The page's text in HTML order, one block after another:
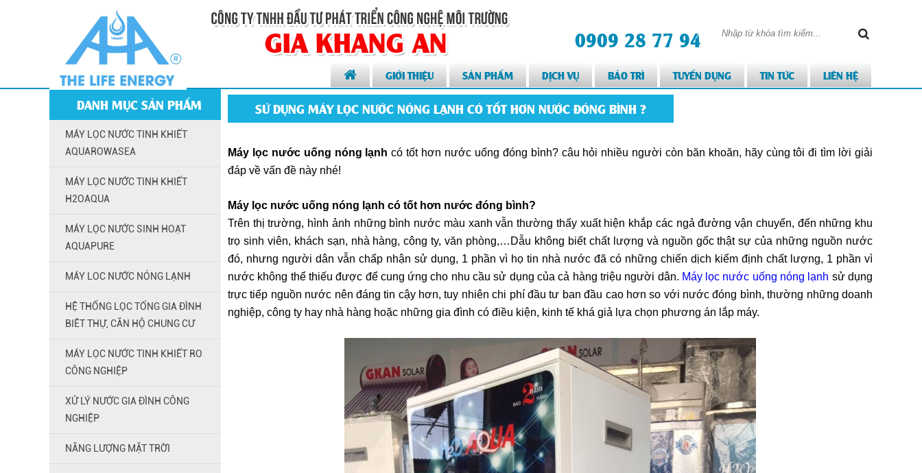
0909 28 77 94
GIỚI THIỆU SẢN PHẨM DỊCH VỤ BẢO TRÌ TUYỂN DỤNG TIN TỨC LIÊN HỆ
SỬ DỤNG MÁY LỌC NƯỚC NÓNG LẠNH CÓ TỐT HƠN NƯỚC ĐÓNG BÌNH ?
Máy lọc nước uống nóng lạnh có tốt hơn nước uống đóng bình? câu hỏi nhiều người còn băn khoăn, hãy cùng tôi đi tìm lời giải
đáp về vấn đề này nhé!
Máy lọc nước uống nóng lạnh có tốt hơn nước đóng bình?
Trên thị trường, hình ảnh những bình nước màu xanh vẫn thường thấy xuất hiện khắp các ngả đường vận chuyển, đến những khu
trọ sinh viên, khách sạn, nhà hàng, công ty, văn phòng,…Dẫu không biết chất lượng và nguồn gốc thật sự của những nguồn nước
đó, nhưng người dân vẫn chấp nhận sử dụng, 1 phần vì họ tin nhà nước đã có những chiến dịch kiểm định chất lượng, 1 phần vì
nước không thể thiếu được để cung ứng cho nhu cầu sử dụng của cả hàng triệu người dân. Máy lọc nước uống nóng lạnh sử dụng
trực tiếp nguồn nước nên đáng tin cậy hơn, tuy nhiên chi phí đầu tư ban đầu cao hơn so với nước đóng bình, thường những doanh
nghiệp, công ty hay nhà hàng hoặc những gia đình có điều kiện, kinh tế khá giả lựa chọn phương án lắp máy.
DANH MỤC SẢN PHẨM
MÁY LỌC NƯỚC TINH KHIẾT
AQUAROWASEA
MÁY LỌC NƯỚC TINH KHIẾT
H2OAQUA
MÁY LỌC NƯỚC SINH HOẠT
AQUAPURE
MÁY LOC NƯỚC NÓNG LẠNH
HỆ THỐNG LỌC TỔNG GIA ĐÌNH
BIÊT THỰ, CĂN HỘ CHUNG CƯ
MÁY LỌC NƯỚC TINH KHIẾT RO
CÔNG NGHIỆP
XỬ LÝ NƯỚC GIA ĐÌNH CÔNG
NGHIỆP
NĂNG LƯỢNG MẶT TRỜI